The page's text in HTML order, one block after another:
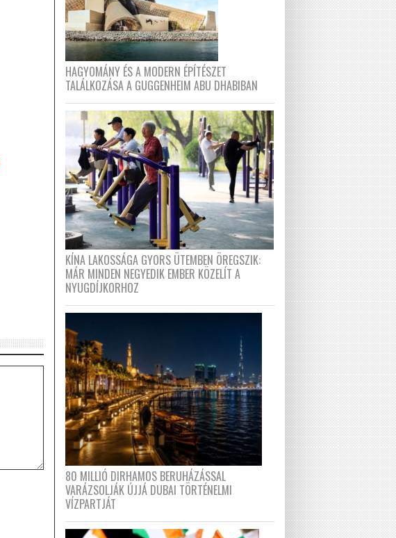
HAGYOMÁNY ÉS A MODERN ÉPÍTÉSZET
TALÁLKOZÁSA A GUGGENHEIM ABU DHABIBAN
KÍNA LAKOSSÁGA GYORS ÜTEMBEN ÖREGSZIK:
MÁR MINDEN NEGYEDIK EMBER KÖZELÍT A
NYUGDÍJKORHOZ
80 MILLIÓ DIRHAMOS BERUHÁZÁSSAL
VARÁZSOLJÁK ÚJJÁ DUBAI TÖRTÉNELMI
VÍZPARTJÁT